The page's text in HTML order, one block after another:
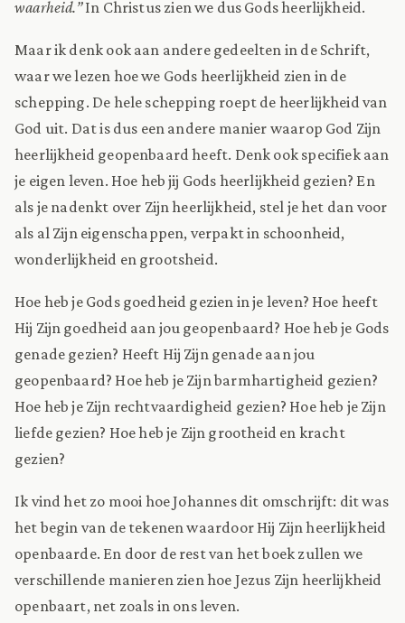
waarheid.”In Christus zien we dus Gods heerlijkheid.
Maar ik denk ook aan andere gedeelten in de Schrift,
waar we lezen hoe we Gods heerlijkheid zien in de
schepping. De hele schepping roept de heerlijkheid van
God uit. Dat is dus een andere manier waarop God Zijn
heerlijkheid geopenbaard heeft. Denk ook specifiek aan
je eigen leven. Hoe heb jij Gods heerlijkheid gezien? En
als je nadenkt over Zijn heerlijkheid, stel je het dan voor
als al Zijn eigenschappen, verpakt in schoonheid,
wonderlijkheid en grootsheid.
Hoe heb je Gods goedheid gezien in je leven? Hoe heeft
Hij Zijn goedheid aan jou geopenbaard? Hoe heb je Gods
genade gezien? Heeft Hij Zijn genade aan jou
geopenbaard? Hoe heb je Zijn barmhartigheid gezien?
Hoe heb je Zijn rechtvaardigheid gezien? Hoe heb je Zijn
liefde gezien? Hoe heb je Zijn grootheid en kracht
gezien?
Ik vind het zo mooi hoe Johannes dit omschrijft: dit was
het begin van de tekenen waardoor Hij Zijn heerlijkheid
openbaarde. En door de rest van het boek zullen we
verschillende manieren zien hoe Jezus Zijn heerlijkheid
openbaart, net zoals in ons leven.